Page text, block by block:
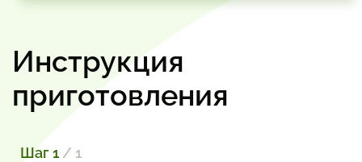
Инструкция
приготовления
Шаг 1 / 1